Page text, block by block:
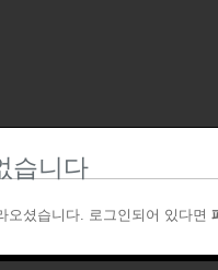
습니다
오셨습니다. 로그인되어 있다면